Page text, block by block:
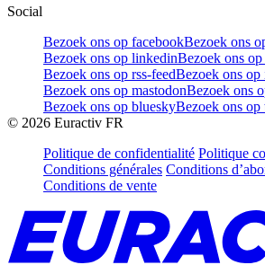
Social
Bezoek ons op facebookBezoek ons
Bezoek ons op linkedinBezoek ons
Bezoek ons op rss-feedBezoek ons op
Bezoek ons op mastodonBezoek ons
Bezoek ons op blueskyBezoek ons op
© 2026 Euractiv FR
Politique de confidentialité Politique
Conditions générales Conditions
Conditions de vente